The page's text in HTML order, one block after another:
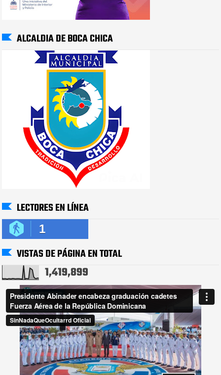
ALCALDIA DE BOCA CHICA
LECTORES EN LÍNEA
1
VISTAS DE PÁGINA EN TOTAL
1,419,899